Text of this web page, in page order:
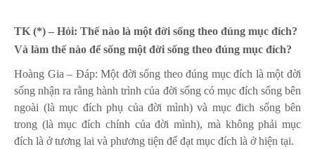
TK (*) – Hỏi: Thế nào là một đời sống theo đúng mục đích?
Và làm thế nào để sống một đời sống theo đúng mục đích?
Hoàng Gia – Đáp: Một đời sống theo đúng mục đích là một đời
sống nhận ra rằng hành trình của đời sống có mục đích sống bên
ngoài (là mục đích phụ của đời mình) và mục đich sống bên
trong (là mục đích chính của đời mình), mà không phải mục
đích là ở tương lai và phương tiện để đạt mục đích là ở hiện tại.